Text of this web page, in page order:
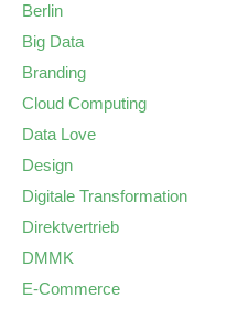
Berlin
Big Data
Branding
Cloud Computing
Data Love
Design
Digitale Transformation
Direktvertrieb
DMMK
E-Commerce